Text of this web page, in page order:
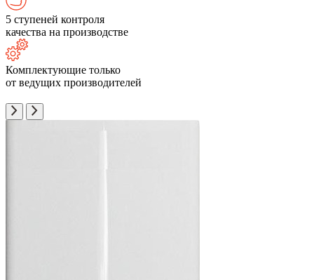
5 ступеней контроля
качества на производстве
Комплектующие только
от ведущих производителей